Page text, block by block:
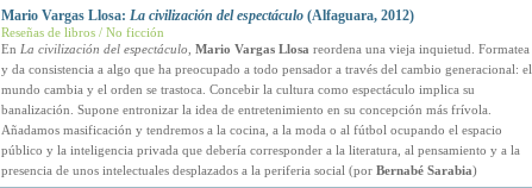
Mario Vargas Llosa: La civilización del espectáculo(Alfaguara, 2012)
Reseñas de libros / No ficción
En La civilización del espectáculo Mario Vargas Llosa reordena una vieja inquietud. Formatea
y da consistencia a algo que ha preocupado a todo pensador a través del cambio generacional: el
mundo cambia y el orden se trastoca. Concebir la cultura como espectáculo implica su
banalización. Supone entronizar la idea de entretenimiento en su concepción más frívola.
Añadamos masificación y tendremos a la cocina, a la moda o al fútbol ocupando el espacio
público y la inteligencia privada que debería corresponder a la literatura, al pensamiento y a la
presencia de unos intelectuales desplazados a la periferia social (por Bernabé Sarabia)